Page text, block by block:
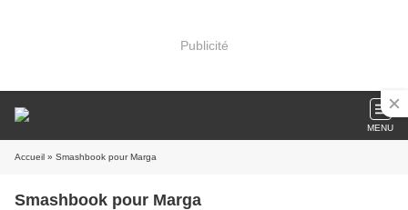
Publicité
MENU
Accueil » Smashbook pour Marga
Smashbook pour Marga